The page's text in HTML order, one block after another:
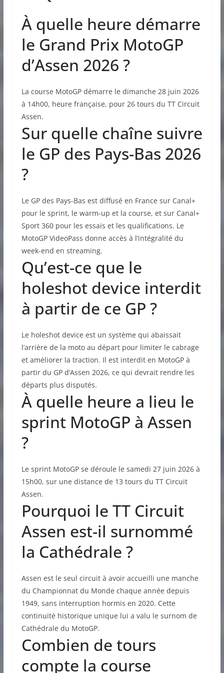
À quelle heure démarre
le Grand Prix MotoGP
d’Assen 2026 ?
La course MotoGP démarre le dimanche 28 juin 2026
à 14h00, heure française, pour 26 tours du TT Circuit
Assen.
Sur quelle chaîne suivre
le GP des Pays-Bas 2026
?
Le GP des Pays-Bas est diffusé en France sur Canal+
pour le sprint, le warm-up et la course, et sur Canal+
Sport 360 pour les essais et les qualifications. Le
MotoGP VideoPass donne accès à l’intégralité du
week-end en streaming.
Qu’est-ce que le
holeshot device interdit
à partir de ce GP ?
Le holeshot device est un système qui abaissait
l’arrière de la moto au départ pour limiter le cabrage
et améliorer la traction. Il est interdit en MotoGP à
partir du GP d’Assen 2026, ce qui devrait rendre les
départs plus disputés.
À quelle heure a lieu le
sprint MotoGP à Assen
?
Le sprint MotoGP se déroule le samedi 27 juin 2026 à
15h00, sur une distance de 13 tours du TT Circuit
Assen.
Pourquoi le TT Circuit
Assen est-il surnommé
la Cathédrale ?
Assen est le seul circuit à avoir accueilli une manche
du Championnat du Monde chaque année depuis
1949, sans interruption hormis en 2020. Cette
continuité historique unique lui a valu le surnom de
Cathédrale du MotoGP.
Combien de tours
compte la course